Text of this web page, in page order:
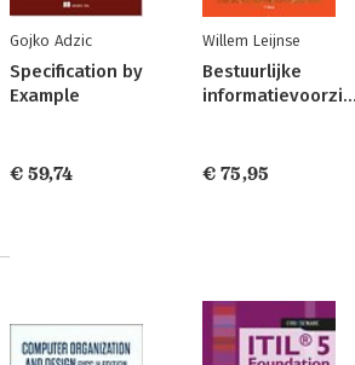
Gojko Adzic
Specification by
Example
€ 59,74
Willem Leijnse
Bestuurlijke
informatievoorziening
€ 75,95